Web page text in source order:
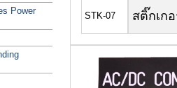
Power
STK-07 สติ๊กเก